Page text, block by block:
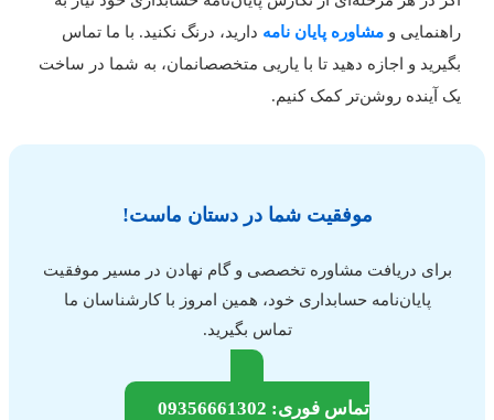
ومشاوره پایان نامهدارید، درنگ نکنید. با ما تماس
و اجازه دهید تا با یاریی متخصصانمان، به شما در ساخت
آینده روشن‌تر کمک کنیم.
موفقیت شما در دستان ماست!
برای دریافت مشاوره تخصصی و گام نهادن در مسیر موفقیت
پایان‌نامه حسابداری خود، همین امروز با کارشناسان ما
تماس بگیرید.
تماس فوری: 09356661302